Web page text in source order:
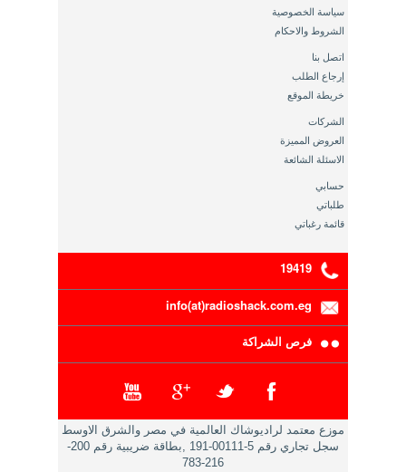
سياسة الخصوصية
الشروط والاحكام
اتصل بنا
إرجاع الطلب
خريطة الموقع
الشركات
العروض المميزة
الاسئلة الشائعة
حسابي
طلباتي
قائمة رغباتي
19419
info(at)radioshack.com.eg
فرص الشراكة
موزع معتمد لراديوشاك العالمية في مصر والشرق الاوسط
سجل تجاري رقم 5-00111-191 ,بطاقة ضريبية رقم 200-
216-783